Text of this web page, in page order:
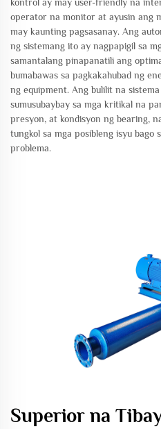
kontrol ay may user-friendly na
operator na monitor at ayusin ang
may kaunting pagsasanay. Ang
ng sistemang ito ay nagpapigil sa
samantalang pinapanatili ang
bumabawas sa pagkakahubad ng
ng equipment. Ang bulilit na
sumusubaybay sa mga kritikal na
presyon, at kondisyon ng bearing,
tungkol sa mga posibleng isyu bago
problema.
Superior na